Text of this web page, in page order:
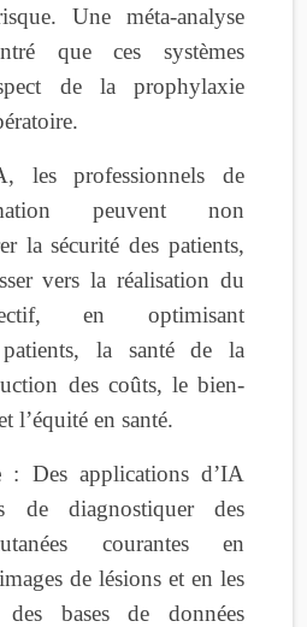
Une méta-analyse
que ces systèmes
de la prophylaxie
les professionnels de
peuvent non
la sécurité des patients,
vers la réalisation du
en optimisant
patients, la santé de la
des coûts, le bien-
l’équité en santé.
: Des applications d’IA
de diagnostiquer des
courantes en
de lésions et en les
bases de données